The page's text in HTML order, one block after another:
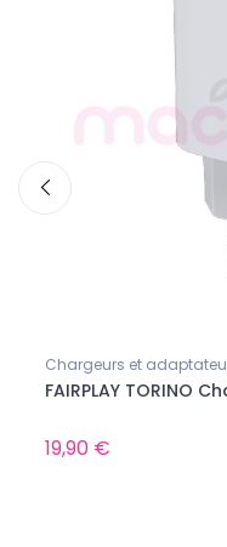
Chargeurs et
FAIRPLAY TORINO
19,90 €